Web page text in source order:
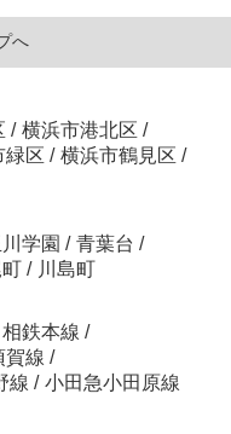
へ
/ 横浜市港北区 /
緑区 / 横浜市鶴見区 /
学園 / 青葉台 /
/ 川島町
相鉄本線 /
賀線 /
線 / 小田急小田原線